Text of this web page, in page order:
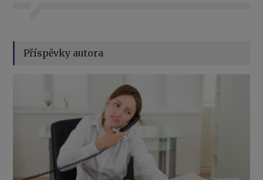
Příspěvky autora